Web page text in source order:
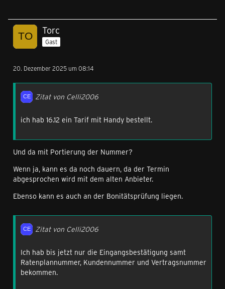
Torc
Gast
20. Dezember 2025 um 08:14
Zitat von Celli2006
ich hab 16.12 ein Tarif mit Handy bestellt.
Und da mit Portierung der Nummer?
Wenn ja, kann es da noch dauern, da der Termin
abgesprochen wird mit dem alten Anbieter.
Ebenso kann es auch an der Bonitätsprüfung liegen.
Zitat von Celli2006
Ich hab bis jetzt nur die Eingangsbestätigung samt
Ratenplannummer, Kundennummer und Vertragsnummer
bekommen.